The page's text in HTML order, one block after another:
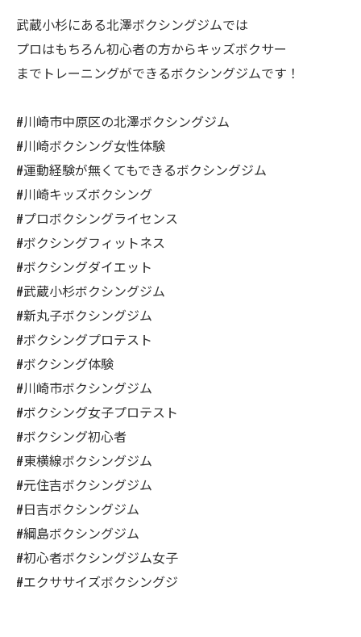
武蔵小杉にある北澤ボクシングジムでは
プロはもちろん初心者の方からキッズボクサー
までトレーニングができるボクシングジムです！
#川崎市中原区の北澤ボクシングジム
#川崎ボクシング女性体験
#運動経験が無くてもできるボクシングジム
#川崎キッズボクシング
#プロボクシングライセンス
#ボクシングフィットネス
#ボクシングダイエット
#武蔵小杉ボクシングジム
#新丸子ボクシングジム
#ボクシングプロテスト
#ボクシング体験
#川崎市ボクシングジム
#ボクシング女子プロテスト
#ボクシング初心者
#東横線ボクシングジム
#元住吉ボクシングジム
#日吉ボクシングジム
#綱島ボクシングジム
#初心者ボクシングジム女子
#エクササイズボクシングジ